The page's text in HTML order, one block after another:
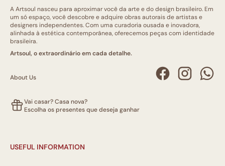
A Artsoul nasceu para aproximar você da arte e do design brasileiro. Em
um só espaço, você descobre e adquire obras autorais de artistas e
designers independentes. Com uma curadoria ousada e inovadora,
alinhada à estética contemporânea, oferecemos peças com identidade
brasileira.
Artsoul, o extraordinário em cada detalhe.
About Us
Vai casar? Casa nova?
Escolha os presentes que deseja ganhar
USEFUL INFORMATION